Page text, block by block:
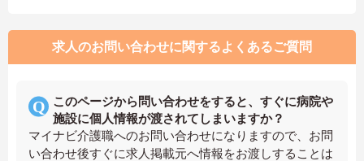
求人のお問い合わせに関するよくあるご質問
このページから問い合わせをすると、すぐに病院や
施設に個人情報が渡されてしまいますか？
マイナビ介護職へのお問い合わせになりますので、お問
い合わせ後すぐに求人掲載元へ情報をお渡しすることは